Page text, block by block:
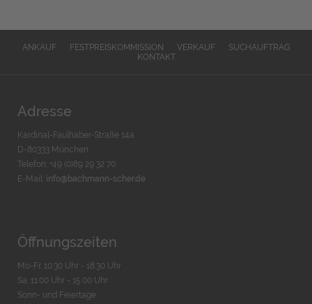
ANKAUF FESTPREISKOMMISSION VERKAUF
SUCHAUFTRAG
KONTAKT
Adresse
Kardinal-Faulhaber-Straße 14a
D-80333 München
Telefon: +49 (0)89 29 32 70
E-Mail: info@bachmann-scher.de
Öffnungszeiten
Mo-Fr. 10:30 Uhr - 18:30 Uhr
Sa. 11:00 Uhr - 15.00 Uhr
Sonn- und Feiertage